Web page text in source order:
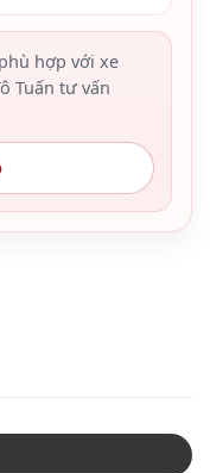
hợp với xe
Tuấn tư vấn